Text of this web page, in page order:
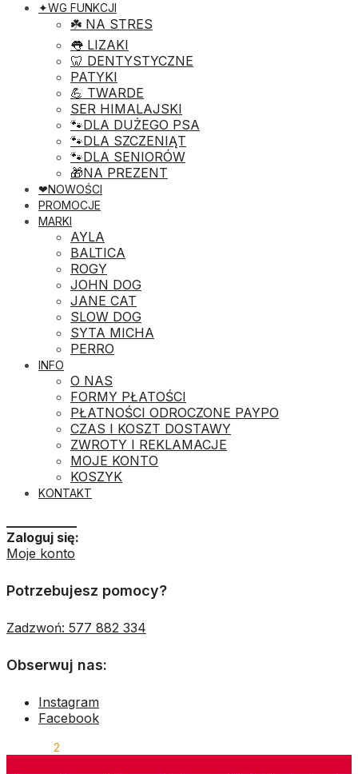
✦WG FUNKCJI
☘️ NA STRES
👅 LIZAKI
🦷 DENTYSTYCZNE
PATYKI
💪 TWARDE
SER HIMALAJSKI
🐾DLA DUŻEGO PSA
🐾DLA SZCZENIĄT
🐾DLA SENIORÓW
🎁NA PREZENT
❤︎NOWOŚCI
PROMOCJE
MARKI
AYLA
BALTICA
ROGY
JOHN DOG
JANE CAT
SLOW DOG
SYTA MICHA
PERRO
INFO
O NAS
FORMY PŁATOŚCI
PŁATNOŚCI ODROCZONE PAYPO
CZAS I KOSZT DOSTAWY
ZWROTY I REKLAMACJE
MOJE KONTO
KOSZYK
KONTAKT
Zaloguj się:
Moje konto
Potrzebujesz pomocy?
Zadzwoń: 577 882 334
Obserwuj nas:
Instagram
Facebook
2